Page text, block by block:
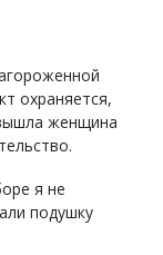
охраняется,
женщина
я не
подушку